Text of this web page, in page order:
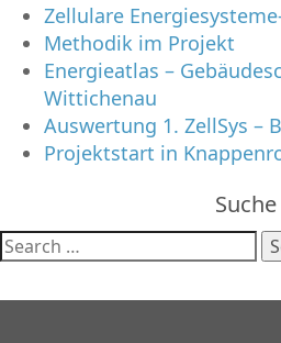
Zellulare
Methodik im Projekt
Energieatlas –
Wittichenau
Auswertung 1. ZellSys –
Projektstart in
Suche